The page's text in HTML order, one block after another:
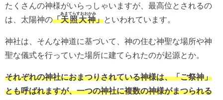
たくさんの神様がいらっしゃいますが、最高位とされるの
は、太陽神の「天照大神
あまてらすおおかみ
」といわれています。
神社は、そんな神道に基づいて、神の住む神聖な場所や神
聖な儀式を行っていた場所に建てられたのが起源とか。
それぞれの神社におまつりされている神様は、「ご祭神」
とも呼ばれますが、一つの神社に複数の神様がまつられる